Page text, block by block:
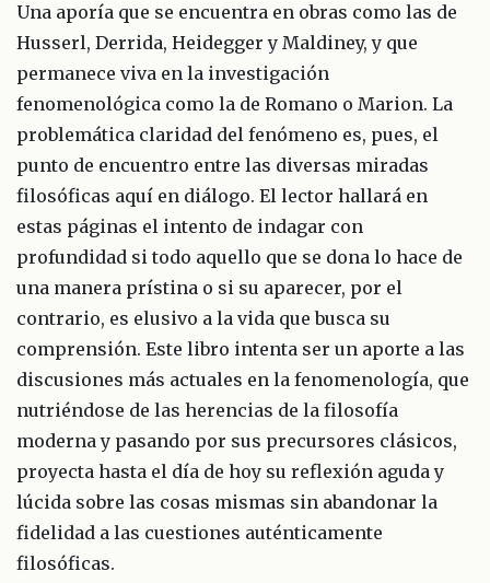
Una aporía que se encuentra en obras como las de
Husserl, Derrida, Heidegger y Maldiney, y que
permanece viva en la investigación
fenomenológica como la de Romano o Marion. La
problemática claridad del fenómeno es, pues, el
punto de encuentro entre las diversas miradas
filosóficas aquí en diálogo. El lector hallará en
estas páginas el intento de indagar con
profundidad si todo aquello que se dona lo hace de
una manera prístina o si su aparecer, por el
contrario, es elusivo a la vida que busca su
comprensión. Este libro intenta ser un aporte a las
discusiones más actuales en la fenomenología, que
nutriéndose de las herencias de la filosofía
moderna y pasando por sus precursores clásicos,
proyecta hasta el día de hoy su reflexión aguda y
lúcida sobre las cosas mismas sin abandonar la
fidelidad a las cuestiones auténticamente
filosóficas.